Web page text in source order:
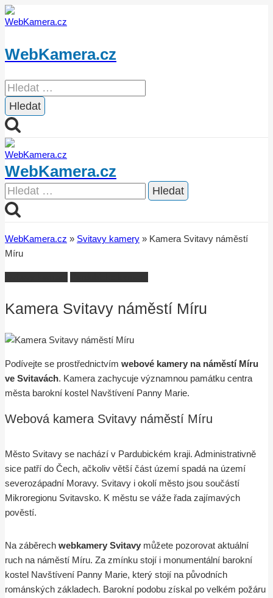
Přeskočit
na
WebKamera.cz
Vyhledávání
WebKamera.cz
Vyhledávání
WebKamera.cz » Svitavy kamery » Kamera Svitavy náměstí
Míru
Kamera Svitavy náměstí Míru
Podívejte se prostřednictvím webové kamery na náměstí Míru
ve Svitavách. Kamera zachycuje významnou památku centra
města barokní kostel Navštívení Panny Marie.
Webová kamera Svitavy náměstí Míru
Město Svitavy se nachází v Pardubickém kraji. Administrativně
sice patří do Čech, ačkoliv větší část území spadá na území
severozápadní Moravy. Svitavy i okolí město jsou součástí
Mikroregionu Svitavsko. K městu se váže řada zajímavých
pověstí.
Na záběrech webkamery Svitavy můžete pozorovat aktuální
ruch na náměstí Míru. Za zmínku stojí i monumentální barokní
kostel Navštívení Panny Marie, který stojí na původních
románských základech. Barokní podobu získal po velkém požáru